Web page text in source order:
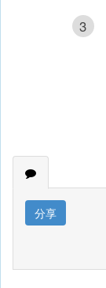
3
分享